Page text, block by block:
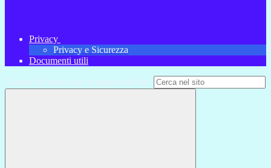
Privacy
Privacy e Sicurezza
Documenti utili
Campo di ricerca per le pagine del sito